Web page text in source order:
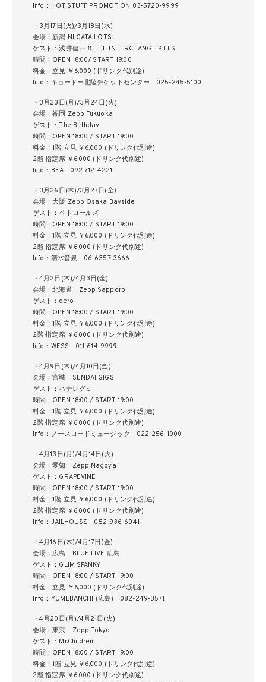
Info：HOT STUFF PROMOTION 03-5720-9999
・3月17日(火)/3月18日(水)
会場：新潟 NIIGATA LOTS
ゲスト：浅井健一 & THE INTERCHANGE KILLS
時間：OPEN 18:00/ START 19:00
料金：立見 ￥6,000 (ドリンク代別途)
Info：キョードー北陸チケットセンター 025-245-5100
・3月23日(月)/3月24日(火)
会場：福岡 Zepp Fukuoka
ゲスト：The Birthday
時間：OPEN 18:00 / START 19:00
料金：1階 立見 ￥6,000 (ドリンク代別途)
2階 指定席 ￥6,000 (ドリンク代別途)
Info：BEA 092-712-4221
・3月26日(木)/3月27日(金)
会場：大阪 Zepp Osaka Bayside
ゲスト：ペトロールズ
時間：OPEN 18:00 / START 19:00
料金：1階 立見 ￥6,000 (ドリンク代別途)
2階 指定席 ￥6,000 (ドリンク代別途)
Info：清水音泉 06-6357-3666
・4月2日(木)/4月3日(金)
会場：北海道 Zepp Sapporo
ゲスト：cero
時間：OPEN 18:00 / START 19:00
料金：1階 立見 ￥6,000 (ドリンク代別途)
2階 指定席 ￥6,000 (ドリンク代別途)
Info：WESS 011-614-9999
・4月9日(木)/4月10日(金)
会場：宮城 SENDAI GIGS
ゲスト：ハナレグミ
時間：OPEN 18:00 / START 19:00
料金：1階 立見 ￥6,000 (ドリンク代別途)
2階 指定席 ￥6,000 (ドリンク代別途)
Info：ノースロードミュージック 022-256-1000
・4月13日(月)/4月14日(火)
会場：愛知 Zepp Nagoya
ゲスト：GRAPEVINE
時間：OPEN 18:00 / START 19:00
料金：1階 立見 ￥6,000 (ドリンク代別途)
2階 指定席 ￥6,000 (ドリンク代別途)
Info：JAILHOUSE 052-936-6041
・4月16日(木)/4月17日(金)
会場：広島 BLUE LIVE 広島
ゲスト：GLIM SPANKY
時間：OPEN 18:00 / START 19:00
料金：立見 ￥6,000 (ドリンク代別途)
Info：YUMEBANCHI (広島) 082-249-3571
・4月20日(月)/4月21日(火)
会場：東京 Zepp Tokyo
ゲスト：Mr.Children
時間：OPEN 18:00 / START 19:00
料金：1階 立見 ￥6,000 (ドリンク代別途)
2階 指定席 ￥6,000 (ドリンク代別途)